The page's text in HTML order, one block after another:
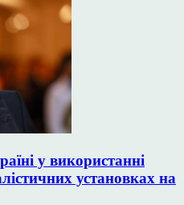
у використанні
установках на